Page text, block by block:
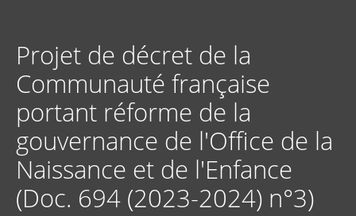
principal
Projet de décret de la
Communauté française
portant réforme de la
gouvernance de l'Office de la
Naissance et de l'Enfance
(Doc. 694 (2023-2024) n°3)